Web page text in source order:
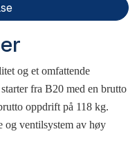
og et omfattende
fra B20 med en brutto
oppdrift på 118 kg.
og ventilsystem av høy